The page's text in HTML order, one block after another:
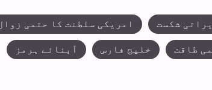
شکست امریکی سلطنت کا حتمی
طاقت خلیج فارس آبنائے ہرمز